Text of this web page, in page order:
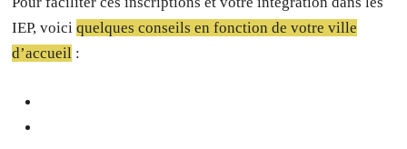
IEP, voiciquelques conseils en fonction de votre ville
d’accueil :